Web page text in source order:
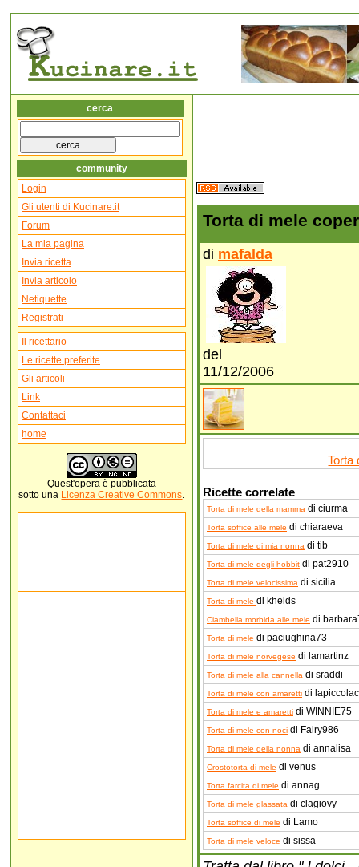
cerca
community
Login
Gli utenti di Kucinare.it
Forum
La mia pagina
Invia ricetta
Invia articolo
Netiquette
Registrati
Il ricettario
Le ricette preferite
Gli articoli
Link
Contattaci
home
Quest'opera è pubblicata
sotto una Licenza Creative Commons.
Torta di mele
di mafalda
del
11/12/2006
Torta
Ricette correlate
Torta di mele della mamma di ciurma
Torta soffice alle mele di chiaraeva
Torta di mele di mia nonna di tib
Torta di mele degli hobbit di pat2910
Torta di mele velocissima di sicilia
Torta di mele di kheids
Ciambella morbida alle mele di
Torta di mele di paciughina73
Torta di mele norvegese di lamartinz
Torta di mele alla cannella di sraddi
Torta di mele con amaretti di
Torta di mele e amaretti di WINNIE75
Torta di mele con noci di Fairy986
Torta di mele della nonna di annalisa
Crostotorta di mele di venus
Torta farcita di mele di annag
Torta di mele glassata di clagiovy
Torta soffice di mele di Lamo
Torta di mele veloce di sissa